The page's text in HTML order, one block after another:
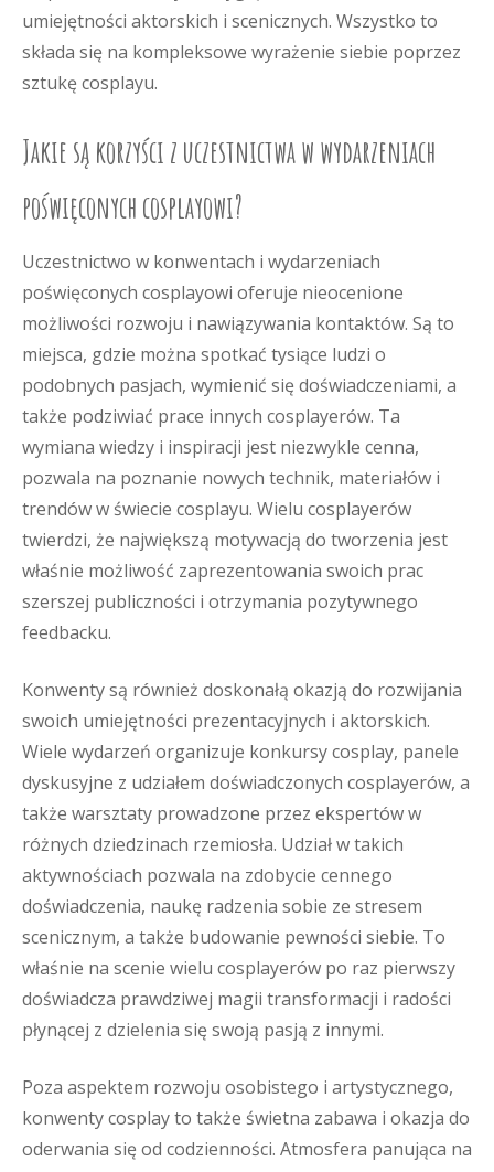
umiejętności aktorskich i scenicznych. Wszystko to
składa się na kompleksowe wyrażenie siebie poprzez
sztukę cosplayu.
Jakie są korzyści z uczestnictwa w wydarzeniach
poświęconych cosplayowi?
Uczestnictwo w konwentach i wydarzeniach
poświęconych cosplayowi oferuje nieocenione
możliwości rozwoju i nawiązywania kontaktów. Są to
miejsca, gdzie można spotkać tysiące ludzi o
podobnych pasjach, wymienić się doświadczeniami, a
także podziwiać prace innych cosplayerów. Ta
wymiana wiedzy i inspiracji jest niezwykle cenna,
pozwala na poznanie nowych technik, materiałów i
trendów w świecie cosplayu. Wielu cosplayerów
twierdzi, że największą motywacją do tworzenia jest
właśnie możliwość zaprezentowania swoich prac
szerszej publiczności i otrzymania pozytywnego
feedbacku.
Konwenty są również doskonałą okazją do rozwijania
swoich umiejętności prezentacyjnych i aktorskich.
Wiele wydarzeń organizuje konkursy cosplay, panele
dyskusyjne z udziałem doświadczonych cosplayerów, a
także warsztaty prowadzone przez ekspertów w
różnych dziedzinach rzemiosła. Udział w takich
aktywnościach pozwala na zdobycie cennego
doświadczenia, naukę radzenia sobie ze stresem
scenicznym, a także budowanie pewności siebie. To
właśnie na scenie wielu cosplayerów po raz pierwszy
doświadcza prawdziwej magii transformacji i radości
płynącej z dzielenia się swoją pasją z innymi.
Poza aspektem rozwoju osobistego i artystycznego,
konwenty cosplay to także świetna zabawa i okazja do
oderwania się od codzienności. Atmosfera panująca na